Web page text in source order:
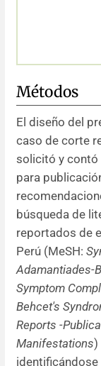
Métodos
El diseño del
caso de corte
solicitó y contó
para
búsqueda de
reportados de
Perú (MeSH:
Adamantiades-
Symptom
Behcet's
Reports -
Manifestations)